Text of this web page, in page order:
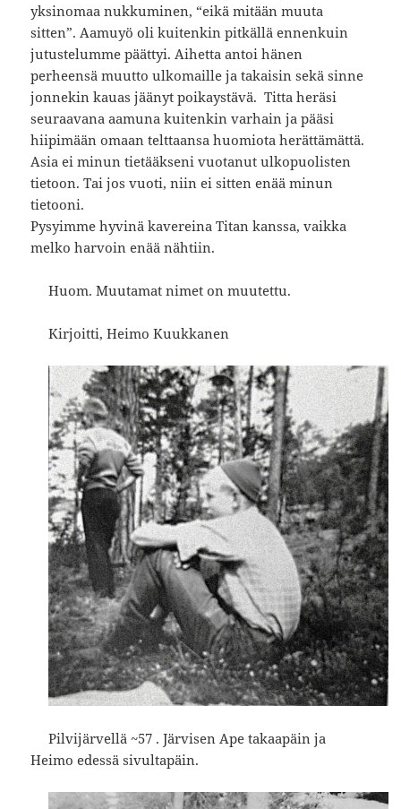
yksinomaa nukkuminen, “eikä mitään muuta
sitten”. Aamuyö oli kuitenkin pitkällä ennenkuin
jutustelumme päättyi. Aihetta antoi hänen
perheensä muutto ulkomaille ja takaisin sekä sinne
jonnekin kauas jäänyt poikaystävä. Titta heräsi
seuraavana aamuna kuitenkin varhain ja pääsi
hiipimään omaan telttaansa huomiota herättämättä.
Asia ei minun tietääkseni vuotanut ulkopuolisten
tietoon. Tai jos vuoti, niin ei sitten enää minun
tietooni.
Pysyimme hyvinä kavereina Titan kanssa, vaikka
melko harvoin enää nähtiin.
Huom. Muutamat nimet on muutettu.
Kirjoitti, Heimo Kuukkanen
Pilvijärvellä ~57 . Järvisen Ape takaapäin ja
Heimo edessä sivultapäin.